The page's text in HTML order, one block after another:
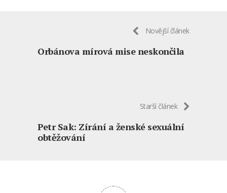
Novější článek
Orbánova mírová mise neskončila
Starší článek
Petr Sak: Zírání a ženské sexuální
obtěžování